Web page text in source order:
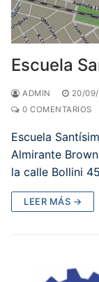
Escuela
ADMIN 20/
0 COMENTARIOS
Escuela
Almirante
la calle Bollini
LEER MÁS →